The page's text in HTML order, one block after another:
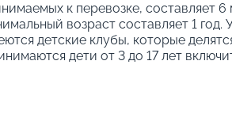
к перевозке, составляет 6
возраст составляет 1 год.
детские клубы, которые
дети от 3 до 17 лет